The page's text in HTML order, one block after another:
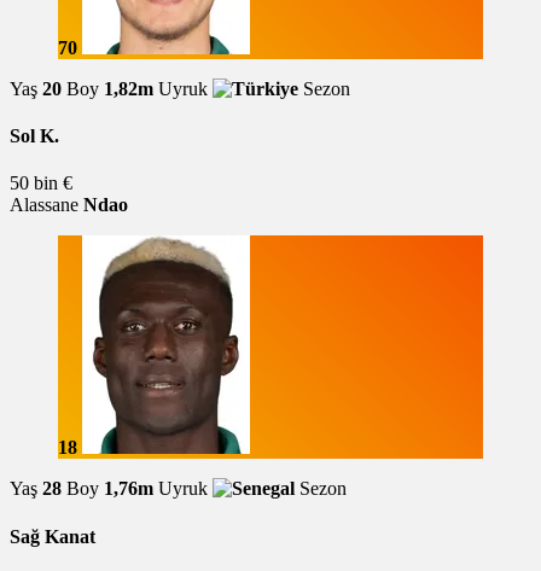
70
Yaş 20 Boy 1,82m Uyruk Sezon
Sol K.
50 bin €
Alassane Ndao
18
Yaş 28 Boy 1,76m Uyruk Sezon
Sağ Kanat